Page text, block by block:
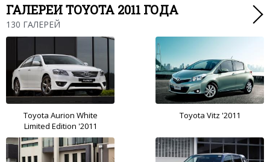
ГАЛЕРЕИ TOYOTA 2011 ГОДА
130 ГАЛЕРЕЙ
Toyota Aurion White
Limited Edition '2011
Toyota Vitz '2011